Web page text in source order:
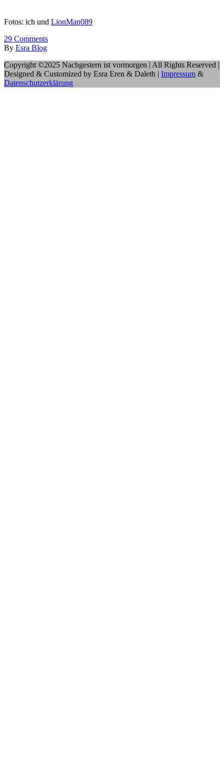
Fotos: ich und LionMan089
29 Comments
By Esra Blog
Copyright ©2025 Nachgestern ist vormorgen | All Rights Reserved |
Designed & Customized by Esra Eren & Daleth | Impressum &
Datenschutzerklärung